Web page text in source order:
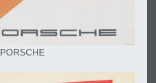
PORSCHE